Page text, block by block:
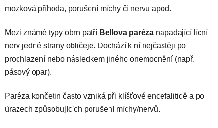
mozková příhoda, porušení míchy či nervu apod.
Mezi známé typy obrn patří Bellova paréza napadající lícní
nerv jedné strany obličeje. Dochází k ní nejčastěji po
prochlazení nebo následkem jiného onemocnění (např.
pásový opar).
Paréza končetin často vzniká při klíšťové encefalitidě a po
úrazech způsobujících porušení míchy/nervů.